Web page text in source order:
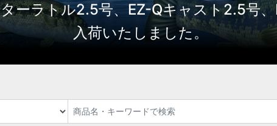
ーラトル2.5号、EZ-Qキャスト2.5
入荷いたしました。